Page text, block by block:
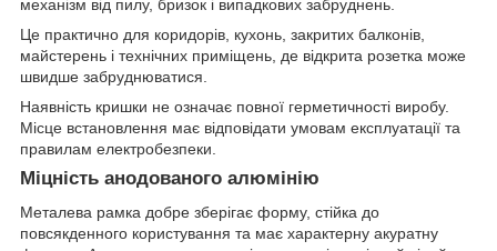
механізм від пилу, бризок і випадкових забруднень.
Це практично для коридорів, кухонь, закритих балконів,
майстерень і технічних приміщень, де відкрита розетка може
швидше забруднюватися.
Наявність кришки не означає повної герметичності виробу.
Місце встановлення має відповідати умовам експлуатації та
правилам електробезпеки.
Міцність анодованого алюмінію
Металева рамка добре зберігає форму, стійка до
повсякденного користування та має характерну акуратну